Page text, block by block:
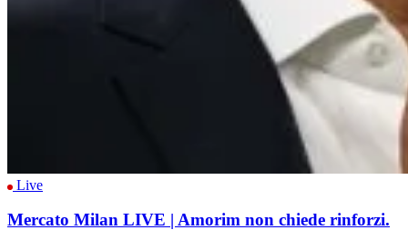
Live
Mercato Milan LIVE | Amorim non chiede rinforzi.